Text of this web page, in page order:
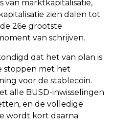
van marktkapitalisatie,
zien dalen tot
26e grootste
van schrijven.
dat het van plan is
stoppen met het
voor de stablecoin.
alle BUSD-inwisselingen
en de volledige
wordt kort daarna